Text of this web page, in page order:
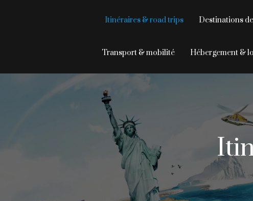
Destinations
Itinéraires & road trips
Hébergement &
Transport & mobilité